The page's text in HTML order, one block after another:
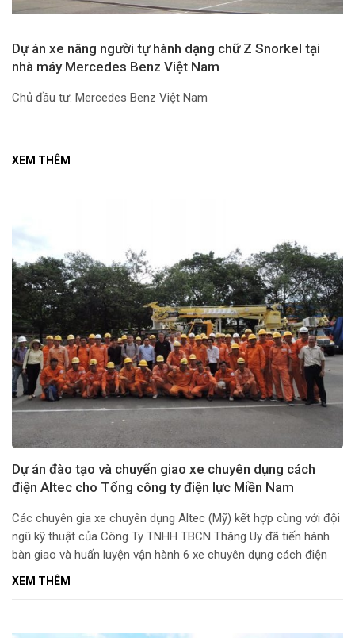
Dự án xe nâng người tự hành dạng chữ Z Snorkel tại
nhà máy Mercedes Benz Việt Nam
Chủ đầu tư: Mercedes Benz Việt Nam
XEM THÊM
Dự án đào tạo và chuyển giao xe chuyên dụng cách
điện Altec cho Tổng công ty điện lực Miền Nam
Các chuyên gia xe chuyên dụng Altec (Mỹ) kết hợp cùng với đội
ngũ kỹ thuật của Công Ty TNHH TBCN Thăng Uy đã tiến hành
bàn giao và huấn luyện vận hành 6 xe chuyên dụng cách điện
Altec cho Tổng Công Ty Điện Lực Miền Nam (SPC EVN) tại
XEM THÊM